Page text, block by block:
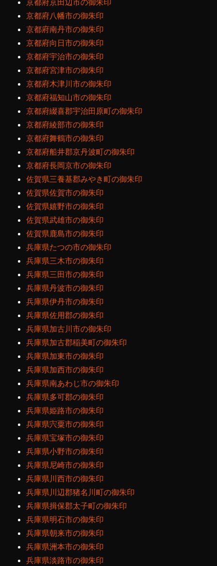
京都府京田辺市の御朱印
京都府八幡市の御朱印
京都府南丹市の御朱印
京都府向日市の御朱印
京都府宇治市の御朱印
京都府宮津市の御朱印
京都府木津川市の御朱印
京都府福知山市の御朱印
京都府綴喜郡宇治田原町の御朱印
京都府綾部市の御朱印
京都府舞鶴市の御朱印
京都府船井郡京丹波町の御朱印
京都府長岡京市の御朱印
佐賀県三養基郡みやき町の御朱印
佐賀県佐賀市の御朱印
佐賀県嬉野市の御朱印
佐賀県武雄市の御朱印
佐賀県鹿島市の御朱印
兵庫県たつの市の御朱印
兵庫県三木市の御朱印
兵庫県三田市の御朱印
兵庫県丹波市の御朱印
兵庫県伊丹市の御朱印
兵庫県佐用郡の御朱印
兵庫県加古川市の御朱印
兵庫県加古郡稲美町の御朱印
兵庫県加東市の御朱印
兵庫県加西市の御朱印
兵庫県南あわじ市の御朱印
兵庫県多可郡の御朱印
兵庫県姫路市の御朱印
兵庫県宍粟市の御朱印
兵庫県宝塚市の御朱印
兵庫県小野市の御朱印
兵庫県尼崎市の御朱印
兵庫県川西市の御朱印
兵庫県川辺郡猪名川町の御朱印
兵庫県揖保郡太子町の御朱印
兵庫県明石市の御朱印
兵庫県朝来市の御朱印
兵庫県洲本市の御朱印
兵庫県淡路市の御朱印